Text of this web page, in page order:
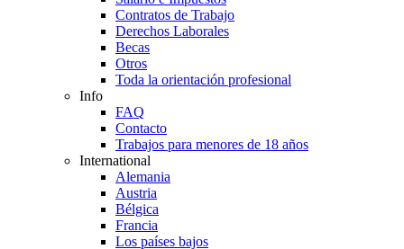
Contratos de Trabajo
Derechos Laborales
Becas
Otros
Toda la orientación profesional
Info
FAQ
Contacto
Trabajos para menores de 18 años
International
Alemania
Austria
Bélgica
Francia
Los países bajos